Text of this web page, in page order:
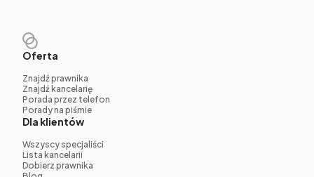
Oferta
Znajdź prawnika
Znajdź kancelarię
Porada przez telefon
Porady na piśmie
Dla klientów
Wszyscy specjaliści
Lista kancelarii
Dobierz prawnika